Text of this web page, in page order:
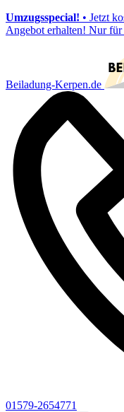
Umzugsspecial! • Jetzt
Angebot erhalten! Nur
Beiladung-Kerpen.de
01579-2654771